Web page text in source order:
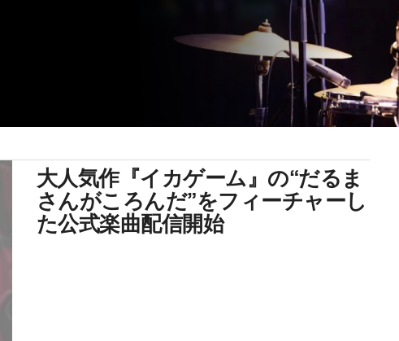
大人気作『イカゲーム』の“だるま
さんがころんだ”をフィーチャーし
た公式楽曲配信開始